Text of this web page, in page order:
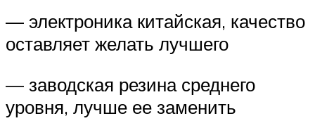
— электроника китайская, качество
оставляет желать лучшего
— заводская резина среднего
уровня, лучше ее заменить